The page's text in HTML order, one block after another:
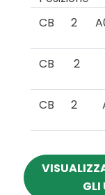
CB
2
CB 2
CB 2
GLI